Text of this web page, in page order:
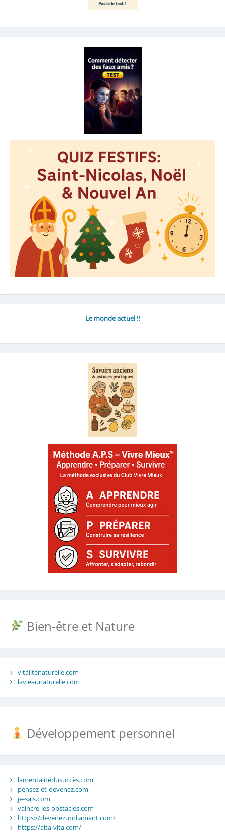
Le monde actuel !!
Bien-être et Nature
vitaliténaturelle.com
lavieaunaturelle.com
Développement personnel
lamentalitédusuccès.com
pensez-et-devenez.com
je-sais.com
vaincre-les-obstacles.com
https://devenezundiamant.com/
https://alta-vita.com/